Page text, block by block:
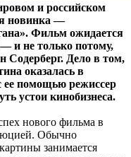
и российском
новинка —
Фильм ожидается
и не только потому,
Содерберг. Дело в том,
оказалась в
ее помощью режиссер
устои кинобизнеса.
нового фильма в
Обычно
занимается